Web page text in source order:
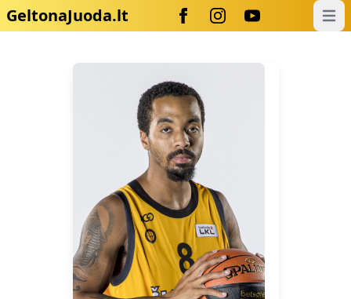
GeltonaJuoda.lt